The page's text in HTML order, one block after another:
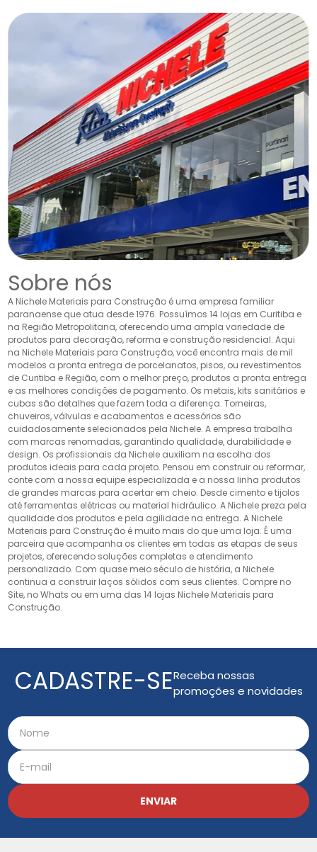
Sobre nós
A Nichele Materiais para Construção é uma empresa familiar
paranaense que atua desde 1976. Possuímos 14 lojas em Curitiba e
na Região Metropolitana, oferecendo uma ampla variedade de
produtos para decoração, reforma e construção residencial. Aqui
na Nichele Materiais para Construção, você encontra mais de mil
modelos a pronta entrega de porcelanatos, pisos, ou revestimentos
de Curitiba e Região, com o melhor preço, produtos a pronta entrega
e as melhores condições de pagamento. Os metais, kits sanitários e
cubas são detalhes que fazem toda a diferença. Torneiras,
chuveiros, válvulas e acabamentos e acessórios são
cuidadosamente selecionados pela Nichele. A empresa trabalha
com marcas renomadas, garantindo qualidade, durabilidade e
design. Os profissionais da Nichele auxiliam na escolha dos
produtos ideais para cada projeto. Pensou em construir ou reformar,
conte com a nossa equipe especializada e a nossa linha produtos
de grandes marcas para acertar em cheio. Desde cimento e tijolos
até ferramentas elétricas ou material hidráulico. A Nichele preza pela
qualidade dos produtos e pela agilidade na entrega. A Nichele
Materiais para Construção é muito mais do que uma loja. É uma
parceira que acompanha os clientes em todas as etapas de seus
projetos, oferecendo soluções completas e atendimento
personalizado. Com quase meio século de história, a Nichele
continua a construir laços sólidos com seus clientes. Compre no
Site, no Whats ou em uma das 14 lojas Nichele Materiais para
Construção.
CADASTRE-SEReceba nossas
promoções e novidades
ENVIAR